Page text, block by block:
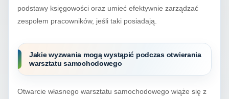
podstawy księgowości oraz umieć efektywnie zarządzać
zespołem pracowników, jeśli taki posiadają.
Jakie wyzwania mogą wystąpić podczas otwierania
warsztatu samochodowego
Otwarcie własnego warsztatu samochodowego wiąże się z